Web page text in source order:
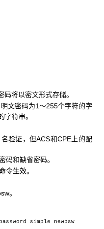
将以密文形式存储。
文密码为1～255个字符的字
符串。
验证，但ACS和CPE上的配
码和缺省密码。
令生效。
。
simple newpsw